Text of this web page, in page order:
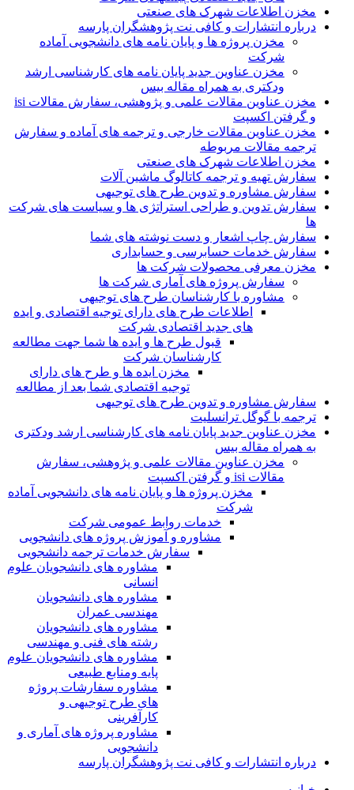
مخزن اطلاعات شهرک های صنعتی
درباره انتشارات و کافی نت پژوهشگران پارسه
مخزن پروژه ها و پایان نامه های دانشجویی آماده
شرکت
مخزن عناوین جدید پایان نامه های کارشناسی ارشد
ودکتری به همراه مقاله بیس
مخزن عناوین مقالات علمی و پژوهشی، سفارش مقالات isi
و گرفتن اکسپت
مخزن عناوین مقالات خارجی و ترجمه های آماده و سفارش
ترجمه مقالات مربوطه
مخزن اطلاعات شهرک های صنعتی
سفارش تهیه و ترجمه کاتالوگ ماشین آلات
سفارش مشاوره و تدوین طرح های توجیهی
سفارش تدوین و طراحی استراتژی ها و سیاست های شرکت
ها
سفارش چاپ اشعار و دست نوشته های شما
سفارش خدمات حسابرسی و حسابداری
مخزن معرفی محصولات شرکت ها
سفارش پروژه های آماری شرکت ها
مشاوره با کارشناسان طرح های توجیهی
اطلاعات طرح های دارای توجیه اقتصادی و ایده
های جدید اقتصادی شرکت
قبول طرح ها و ایده ها شما جهت مطالعه
کارشناسان شرکت
مخزن ایده ها و طرح های دارای
توجیه اقتصادی شما بعد از مطالعه
سفارش مشاوره و تدوین طرح های توجیهی
ترجمه با گوگل ترانسلیت
مخزن عناوین جدید پایان نامه های کارشناسی ارشد ودکتری
به همراه مقاله بیس
مخزن عناوین مقالات علمی و پژوهشی، سفارش
مقالات isi و گرفتن اکسپت
مخزن پروژه ها و پایان نامه های دانشجویی آماده
شرکت
خدمات روابط عمومی شرکت
مشاوره و آموزش پروژه های دانشجویی
سفارش خدمات ترجمه دانشجویی
مشاوره های دانشجویان علوم
انسانی
مشاوره های دانشجویان
مهندسی عمران
مشاوره های دانشجویان
رشته های فنی و مهندسی
مشاوره های دانشجویان علوم
پایه ومنابع طبیعی
مشاوره سفارشات پروژه
های طرح توجیهی و
کارآفرینی
مشاوره پروژه های آماری و
دانشجویی
درباره انتشارات و کافی نت پژوهشگران پارسه